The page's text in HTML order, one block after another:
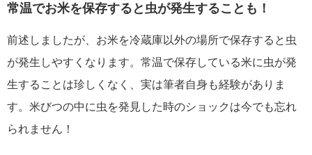
常温でお米を保存すると虫が発生することも！
前述しましたが、お米を冷蔵庫以外の場所で保存すると虫
が発生しやすくなります。常温で保存している米に虫が発
生することは珍しくなく、実は筆者自身も経験がありま
す。米びつの中に虫を発見した時のショックは今でも忘れ
られません！